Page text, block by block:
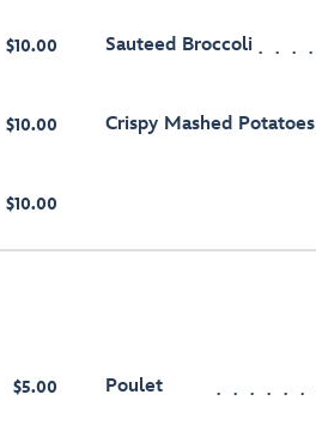
$10.00 Sauteed Broccoli
$10.00 Crispy Mashed Potatoes
$10.00
$5.00 Poulet